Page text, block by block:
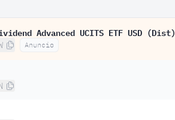
Advanced UCITS ETF USD (Dist)
Anuncio